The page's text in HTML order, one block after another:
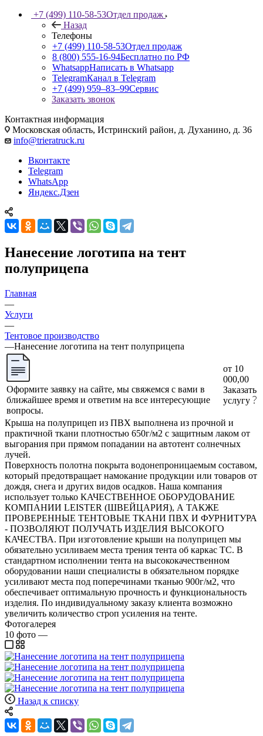
+7 (499) 110-58-53Отдел продаж
Назад
Телефоны
+7 (499) 110-58-53Отдел продаж
8 (800) 555-16-94Бесплатно по РФ
WhatsappНаписать в Whatsapp
TelegramКанал в Telegram
+7 (499) 959‒83‒99Сервис
Заказать звонок
Контактная информация
Московская область, Истринский район, д. Духанино, д. 36
info@trieratruck.ru
Вконтакте
Telegram
WhatsApp
Яндекс.Дзен
Нанесение логотипа на тент
полуприцепа
Главная
—
Услуги
—
Тентовое производство
—Нанесение логотипа на тент полуприцепа
Оформите заявку на сайте, мы свяжемся с вами в
ближайшее время и ответим на все интересующие
вопросы.
от 10
000,00
Заказать
услугу
Крыша на полуприцеп из ПВХ выполнена из прочной и
практичной ткани плотностью 650г/м2 с защитным лаком от
выгорания при прямом попадании на автотент солнечных
лучей.
Поверхность полотна покрыта водонепроницаемым составом,
который предотвращает намокание продукции или товаров от
дождя, снега и других видов осадков. Наша компания
использует только КАЧЕСТВЕННОЕ ОБОРУДОВАНИЕ
КОМПАНИИ LEISTER (ШВЕЙЦАРИЯ), А ТАКЖЕ
ПРОВЕРЕННЫЕ ТЕНТОВЫЕ ТКАНИ ПВХ И ФУРНИТУРА
- ПОЗВОЛЯЮТ ПОЛУЧАТЬ ИЗДЕЛИЯ ВЫСОКОГО
КАЧЕСТВА. При изготовление крыши на полуприцеп мы
обязательно усиливаем места трения тента об каркас ТС. В
стандартном исполнении тента на высококачественном
оборудовании наши специалисты в обязательном порядке
усиливают места под поперечинами тканью 900г/м2, что
обеспечивает оптимальную прочность и функциональность
изделия. По индивидуальному заказу клиента возможно
увеличить количество строп усиления на тенте.
Фотогалерея
10 фото —
Назад к списку